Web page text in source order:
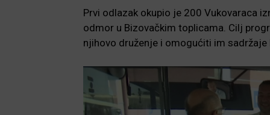
Prvi odlazak okupio je 200 Vukovaraca
odmor u Bizovačkim toplicama. Cilj
njihovo druženje i omogućiti im